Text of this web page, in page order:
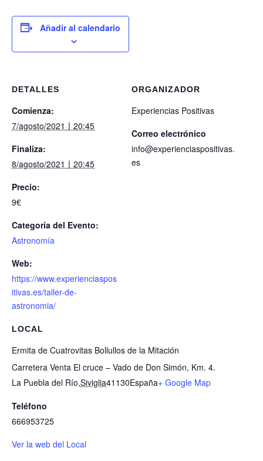
Añadir al calendario
DETALLES
Comienza:
7/agosto/2021〡20:45
Finaliza:
8/agosto/2021〡20:45
Precio:
9€
Categoría del Evento:
Astronomía
Web:
https://www.experienciaspos
itivas.es/taller-de-
astronomia/
LOCAL
Ermita de Cuatrovitas Bollullos de la Mitación
Carretera Venta El cruce – Vado de Don Simón, Km. 4.
La Puebla del Río,Siviglia41130España+ Google Map
Teléfono
666953725
Ver la web del Local
ORGANIZADOR
Experiencias Positivas
Correo electrónico
info@experienciaspositivas.
es